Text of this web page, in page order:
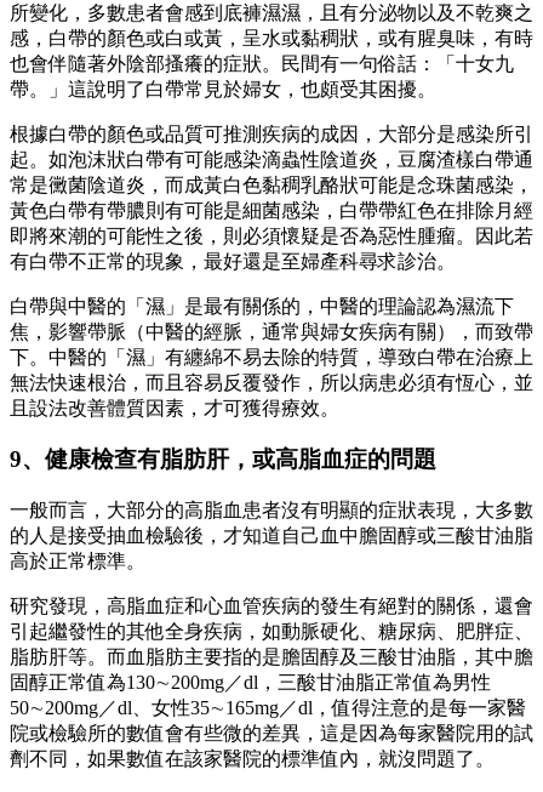
所變化，多數患者會感到底褲濕濕，且有分泌物以及不乾爽之
感，白帶的顏色或白或黃，呈水或黏稠狀，或有腥臭味，有時
也會伴隨著外陰部搔癢的症狀。民間有一句俗話：「十女九
帶。」這說明了白帶常見於婦女，也頗受其困擾。
根據白帶的顏色或品質可推測疾病的成因，大部分是感染所引
起。如泡沫狀白帶有可能感染滴蟲性陰道炎，豆腐渣樣白帶通
常是黴菌陰道炎，而成黃白色黏稠乳酪狀可能是念珠菌感染，
黃色白帶有帶膿則有可能是細菌感染，白帶帶紅色在排除月經
即將來潮的可能性之後，則必須懷疑是否為惡性腫瘤。因此若
有白帶不正常的現象，最好還是至婦產科尋求診治。
白帶與中醫的「濕」是最有關係的，中醫的理論認為濕流下
焦，影響帶脈（中醫的經脈，通常與婦女疾病有關），而致帶
下。中醫的「濕」有纏綿不易去除的特質，導致白帶在治療上
無法快速根治，而且容易反覆發作，所以病患必須有恆心，並
且設法改善體質因素，才可獲得療效。
9、健康檢查有脂肪肝，或高脂血症的問題
一般而言，大部分的高脂血患者沒有明顯的症狀表現，大多數
的人是接受抽血檢驗後，才知道自己血中膽固醇或三酸甘油脂
高於正常標準。
研究發現，高脂血症和心血管疾病的發生有絕對的關係，還會
引起繼發性的其他全身疾病，如動脈硬化、糖尿病、肥胖症、
脂肪肝等。而血脂肪主要指的是膽固醇及三酸甘油脂，其中膽
固醇正常值為130∼200mg／dl，三酸甘油脂正常值為男性
50∼200mg／dl、女性35∼165mg／dl，值得注意的是每一家醫
院或檢驗所的數值會有些微的差異，這是因為每家醫院用的試
劑不同，如果數值在該家醫院的標準值內，就沒問題了。